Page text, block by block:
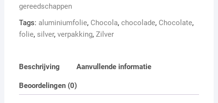
gereedschappen
Tags: aluminiumfolie, Chocola, chocolade, Chocolate,
folie, silver, verpakking, Zilver
Beschrijving Aanvullende informatie
Beoordelingen (0)